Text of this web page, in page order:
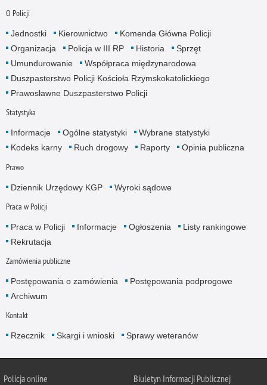
O Policji
Jednostki Kierownictwo
Komenda Główna Policji
Organizacja
Policja w III RP Historia
Sprzęt
Umundurowanie
Współpraca międzynarodowa
Duszpasterstwo Policji Kościoła Rzymskokatolickiego
Prawosławne Duszpasterstwo Policji
Statystyka
Informacje Ogólne statystyki
Wybrane statystyki
Kodeks karny
Ruch drogowy Raporty Opinia publiczna
Prawo
Dziennik Urzędowy KGP Wyroki sądowe
Praca w Policji
Praca w Policji Informacje Ogłoszenia
Listy rankingowe
Rekrutacja
Zamówienia publiczne
Postępowania o zamówienia
Postępowania podprogowe
Archiwum
Kontakt
Rzecznik Skargi i wnioski Sprawy weteranów
Policjaonline Biuletyn Informacji Publicznej